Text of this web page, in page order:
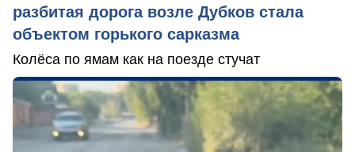
разбитая дорога возле Дубков стала
объектом горького сарказма
Колёса по ямам как на поезде стучат